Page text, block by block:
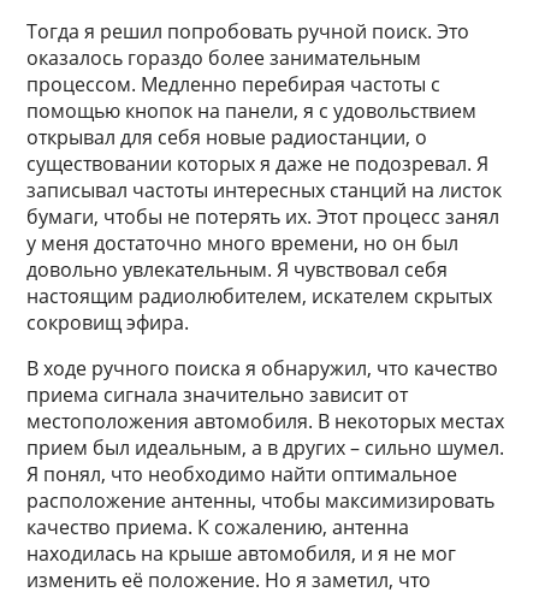
Тогда я решил попробовать ручной поиск. Это
оказалось гораздо более занимательным
процессом. Медленно перебирая частоты с
помощью кнопок на панели, я с удовольствием
открывал для себя новые радиостанции, о
существовании которых я даже не подозревал. Я
записывал частоты интересных станций на листок
бумаги, чтобы не потерять их. Этот процесс занял
у меня достаточно много времени, но он был
довольно увлекательным. Я чувствовал себя
настоящим радиолюбителем, искателем скрытых
сокровищ эфира.
В ходе ручного поиска я обнаружил, что качество
приема сигнала значительно зависит от
местоположения автомобиля. В некоторых местах
прием был идеальным, а в других – сильно шумел.
Я понял, что необходимо найти оптимальное
расположение антенны, чтобы максимизировать
качество приема. К сожалению, антенна
находилась на крыше автомобиля, и я не мог
изменить её положение. Но я заметил, что